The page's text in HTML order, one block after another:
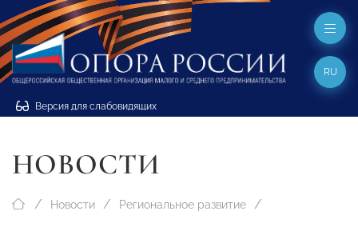
Версия для слабовидящих
RU
НОВОСТИ
Новости Региональное развитие